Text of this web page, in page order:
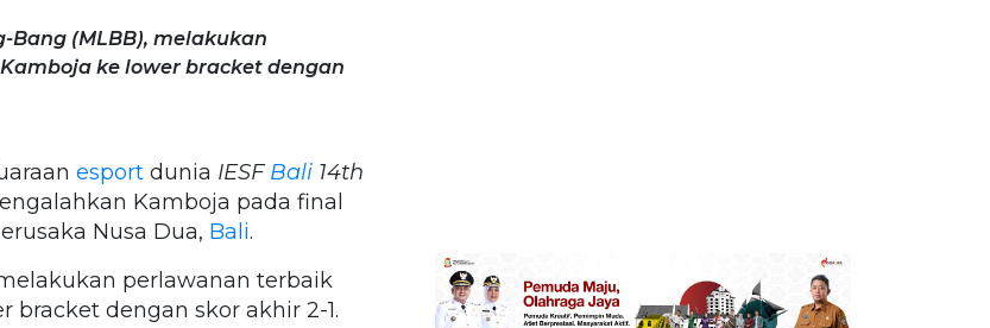
Bang (MLBB), melakukan
ke lower bracket dengan
esport dunia IESFBali 14th
Kamboja pada final
Nusa Dua, Bali.
perlawanan terbaik
dengan skor akhir 2-1.